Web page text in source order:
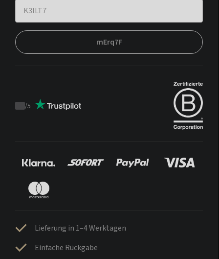
mErq7F
Trustpilot
/5
Lieferung in 1–4 Werktagen
Einfache Rückgabe